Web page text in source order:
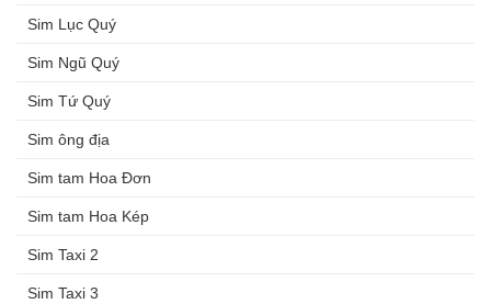
Sim Lục Quý
Sim Ngũ Quý
Sim Tứ Quý
Sim ông địa
Sim tam Hoa Đơn
Sim tam Hoa Kép
Sim Taxi 2
Sim Taxi 3